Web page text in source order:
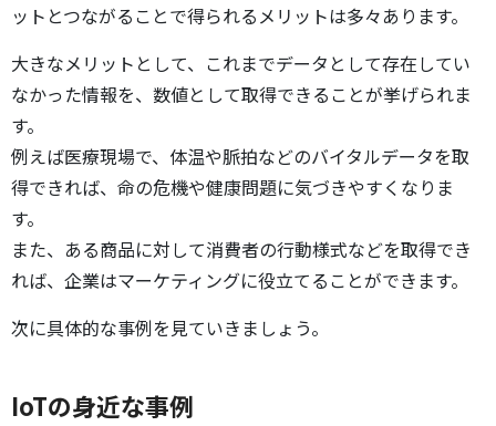
ットとつながることで得られるメリットは多々あります。
大きなメリットとして、これまでデータとして存在してい
なかった情報を、数値として取得できることが挙げられま
す。
例えば医療現場で、体温や脈拍などのバイタルデータを取
得できれば、命の危機や健康問題に気づきやすくなりま
す。
また、ある商品に対して消費者の行動様式などを取得でき
れば、企業はマーケティングに役立てることができます。
次に具体的な事例を見ていきましょう。
IoTの身近な事例